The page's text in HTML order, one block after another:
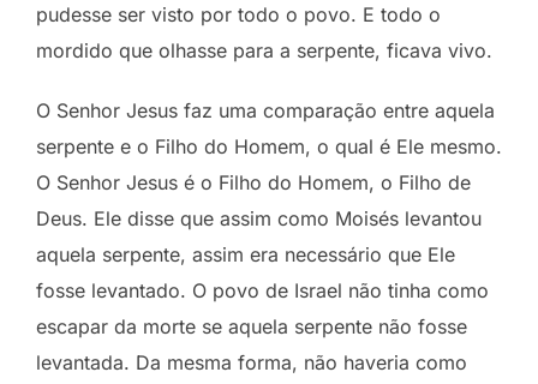
pudesse ser visto por todo o povo. E todo o
mordido que olhasse para a serpente, ficava vivo.
O Senhor Jesus faz uma comparação entre aquela
serpente e o Filho do Homem, o qual é Ele mesmo.
O Senhor Jesus é o Filho do Homem, o Filho de
Deus. Ele disse que assim como Moisés levantou
aquela serpente, assim era necessário que Ele
fosse levantado. O povo de Israel não tinha como
escapar da morte se aquela serpente não fosse
levantada. Da mesma forma, não haveria como